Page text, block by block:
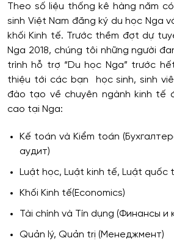
Theo số liệu thống kê hàng năm
sinh Việt Nam đăng ký du học Nga
khối Kinh tế. Trước thềm đợt dự
Nga 2018, chúng tôi những người
trình hỗ trợ “Du học Nga” trước
thiệu tới các bạn học sinh, sinh
đào tạo về chuyên ngành kinh tế
cao tại Nga:
Kế toán và Kiểm toán
аудит)
Luật học, Luật kinh tế, Luật quốc
Khối Kinh tế(Economics)
Tài chính và Tín dụng (Финансы и
Quản lý, Quản trị (Mенеджмент)